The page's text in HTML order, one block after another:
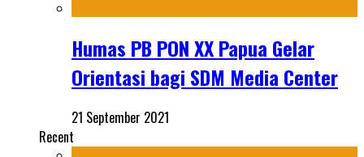
Humas PB PON XX Papua Gelar
Orientasi bagi SDM Media Center
21 September 2021
Recent